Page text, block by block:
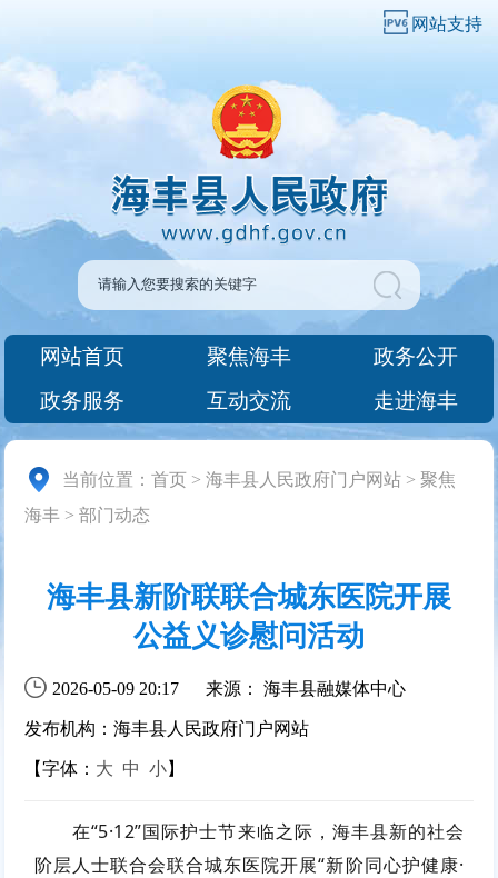
网站支持
网站首页 聚焦海丰
政务公开
政务服务
互动交流 走进海丰
当前位置：首页 >海丰县人民政府门户网站 >聚焦
海丰 >部门动态
海丰县新阶联联合城东医院开展
公益义诊慰问活动
2026-05-09 20:17 来源： 海丰县融媒体中心
发布机构：海丰县人民政府门户网站
【字体： 大 中 小】
在“5·12”国际护士节来临之际，海丰县新的社会
阶层人士联合会联合城东医院开展“新阶同心护健康·